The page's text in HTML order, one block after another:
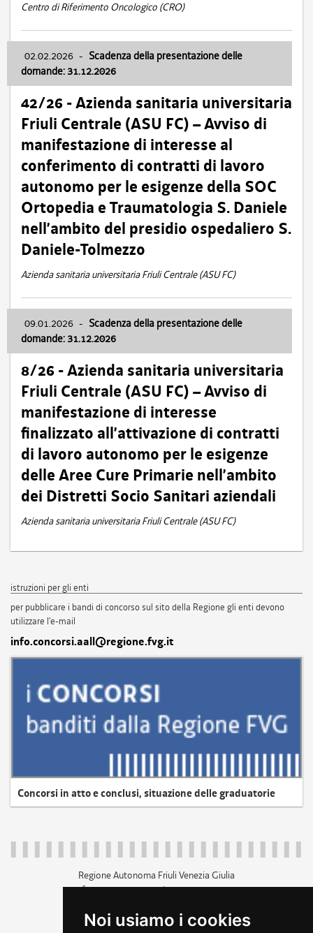
Noi usiamo i cookies
Centro di Riferimento Oncologico (CRO)
02.02.2026 - Scadenza della presentazione delle
domande: 31.12.2026
42/26 - Azienda sanitaria universitaria
Friuli Centrale (ASU FC) – Avviso di
manifestazione di interesse al
conferimento di contratti di lavoro
autonomo per le esigenze della SOC
Ortopedia e Traumatologia S. Daniele
nell’ambito del presidio ospedaliero S.
Daniele-Tolmezzo
Azienda sanitaria universitaria Friuli Centrale (ASU FC)
09.01.2026 - Scadenza della presentazione delle
domande: 31.12.2026
8/26 - Azienda sanitaria universitaria
Friuli Centrale (ASU FC) – Avviso di
manifestazione di interesse
finalizzato all’attivazione di contratti
di lavoro autonomo per le esigenze
delle Aree Cure Primarie nell’ambito
dei Distretti Socio Sanitari aziendali
Azienda sanitaria universitaria Friuli Centrale (ASU FC)
istruzioni per gli enti
per pubblicare i bandi di concorso sul sito della Regione gli enti devono
utilizzare l'e-mail
info.concorsi.aall@regione.fvg.it
Concorsi in atto e conclusi, situazione delle graduatorie
Regione Autonoma Friuli Venezia Giulia
c.f. 80014930327; p.iva 00526040324
+39 040 3771111